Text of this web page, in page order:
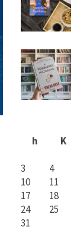
h
K
3
4
10
11
17
18
24
25
31